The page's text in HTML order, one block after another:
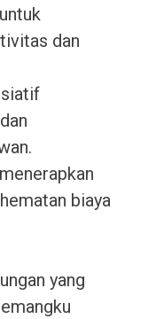
dan
biaya
yang